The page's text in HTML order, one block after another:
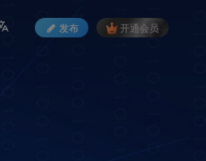
发布 开通会员